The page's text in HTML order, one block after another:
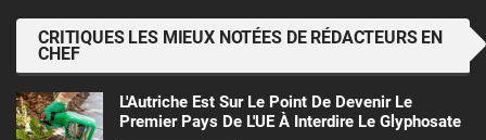
CRITIQUES LES MIEUX NOTÉES DE RÉDACTEURS EN
CHEF
L'Autriche Est Sur Le Point De Devenir Le
Premier Pays De L'UE À Interdire Le Glyphosate